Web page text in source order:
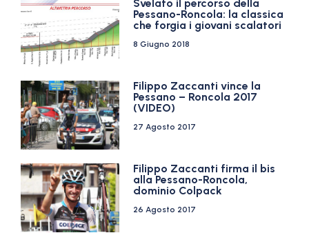
Svelato il percorso della
Pessano-Roncola: la classica
che forgia i giovani scalatori
8 Giugno 2018
Filippo Zaccanti vince la
Pessano – Roncola 2017
(VIDEO)
27 Agosto 2017
Filippo Zaccanti firma il bis
alla Pessano-Roncola,
dominio Colpack
26 Agosto 2017